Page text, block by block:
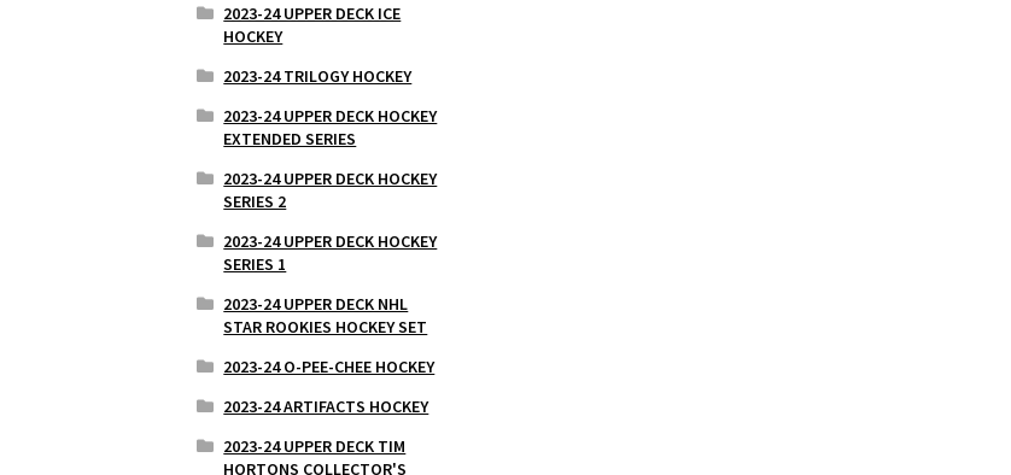
2023-24 UPPER DECK ICE
HOCKEY
2023-24 TRILOGY HOCKEY
2023-24 UPPER DECK HOCKEY
EXTENDED SERIES
2023-24 UPPER DECK HOCKEY
SERIES 2
2023-24 UPPER DECK HOCKEY
SERIES 1
2023-24 UPPER DECK NHL
STAR ROOKIES HOCKEY SET
2023-24 O-PEE-CHEE HOCKEY
2023-24 ARTIFACTS HOCKEY
2023-24 UPPER DECK TIM
HORTONS COLLECTOR'S